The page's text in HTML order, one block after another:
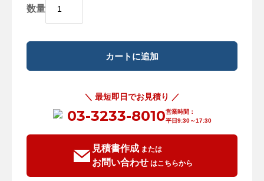
数量
＼ 最短即日でお見積り ／
03-3233-8010営業時間：
平日9:30～17:30
見積書作成または
お問い合わせはこちらから